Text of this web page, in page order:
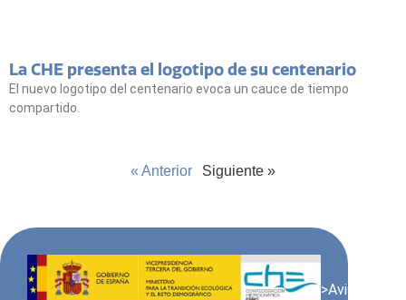
La CHE presenta el logotipo de su centenario
El nuevo logotipo del centenario evoca un cauce de tiempo
compartido.
« Anterior Siguiente »
>Aviso Legal